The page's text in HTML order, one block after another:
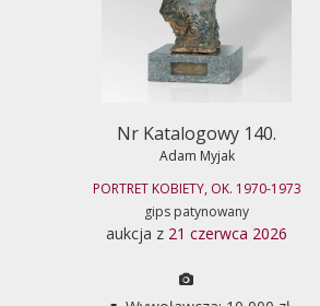
Nr Katalogowy 140.
Adam Myjak
PORTRET KOBIETY, OK. 1970-1973
gips patynowany
aukcja z 21 czerwca 2026